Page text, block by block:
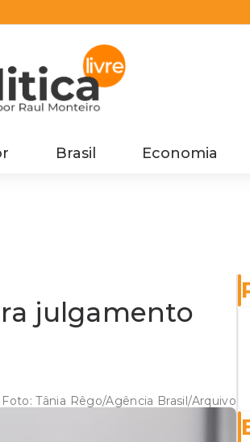
Brasil Economia
julgamento
Foto:Tânia Rêgo/Agência Brasil/Arquivo